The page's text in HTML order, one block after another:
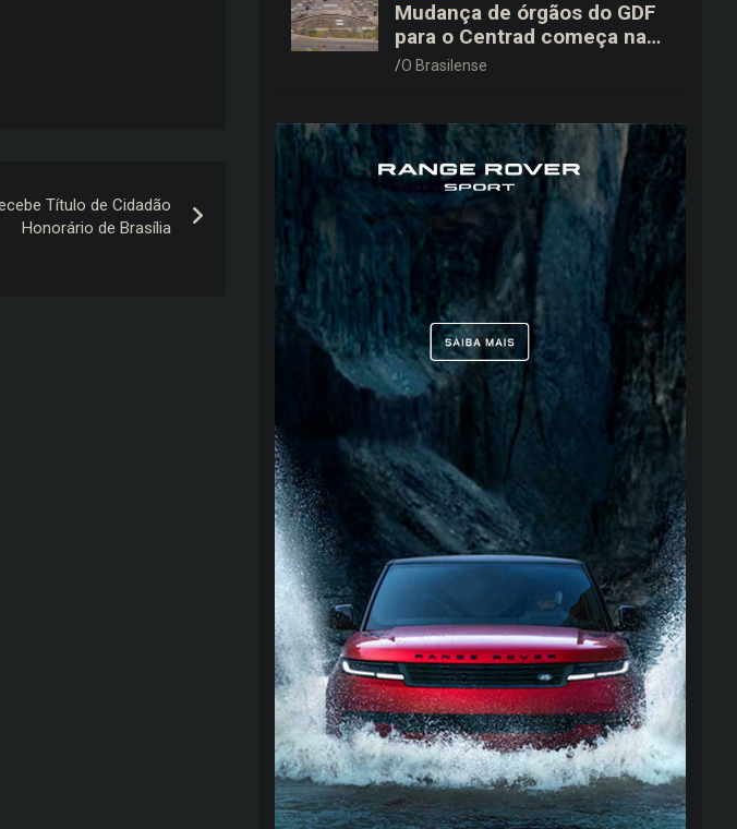
Título de Cidadão
Honorário de Brasília
Mudança de órgãos do GDF
para o Centrad começa na
próxima semana, anuncia
O Brasilense